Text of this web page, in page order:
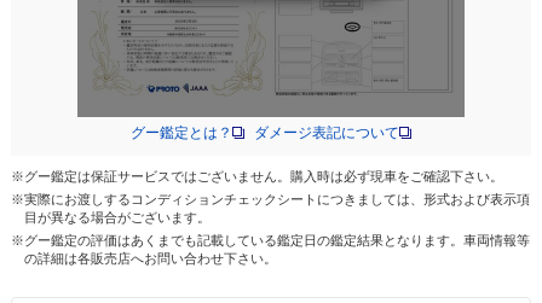
グー鑑定とは？ ダメージ表記について
※グー鑑定は保証サービスではございません。購入時は必ず現車をご確認下さい。
※実際にお渡しするコンディションチェックシートにつきましては、形式および表示項
目が異なる場合がございます。
※グー鑑定の評価はあくまでも記載している鑑定日の鑑定結果となります。車両情報等
の詳細は各販売店へお問い合わせ下さい。